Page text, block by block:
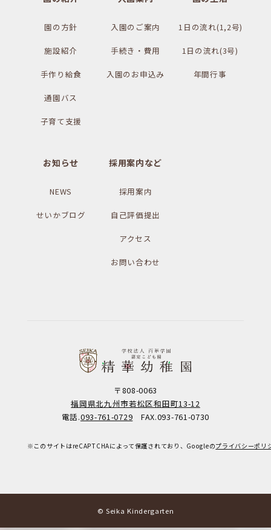
園の方針
施設紹介
手作り給食
通園バス
子育て支援
入園のご案内
手続き・費用
入園のお申込み
1日の流れ(1,2号)
1日の流れ(3号)
年間行事
お知らせ
NEWS
せいかブログ
採用案内など
採用案内
自己評価提出
アクセス
お問い合わせ
〒808-0063
福岡県北九州市若松区和田町13-12
電話.093-761-0729 FAX.093-761-0730
※このサイトはreCAPTCHAによって保護されており、Googleのプライバシーポリ
© Seika Kindergarten